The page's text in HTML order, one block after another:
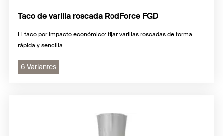
Taco de varilla roscada RodForce FGD
El taco por impacto económico: fijar varillas roscadas de forma
rápida y sencilla
6 Variantes